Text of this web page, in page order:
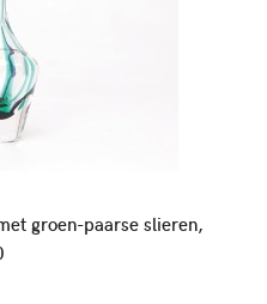
groen-paarse slieren,